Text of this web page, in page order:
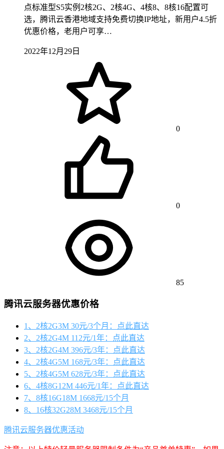
点标准型S5实例2核2G、2核4G、4核8、8核16配置可
选，腾讯云香港地域支持免费切换IP地址，新用户4.5折
优惠价格，老用户可享…
2022年12月29日
0
0
85
腾讯云服务器优惠价格
1、2核2G3M 30元/3个月：点此直达
2、2核2G4M 112元/1年：点此直达
3、2核2G4M 396元/3年：点此直达
4、2核4G5M 168元/3年：点此直达
5、2核4G5M 628元/3年：点此直达
6、4核8G12M 446元/1年：点此直达
7、8核16G18M 1668元/15个月
8、16核32G28M 3468元/15个月
腾讯云服务器优惠活动